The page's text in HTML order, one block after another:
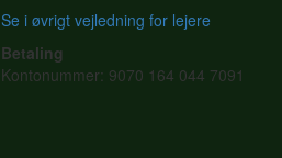
Se i øvrigt vejledning for lejere
Betaling
Kontonummer: 9070 164 044 7091